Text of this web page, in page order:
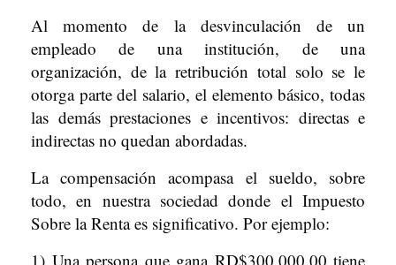
Al momento de la desvinculación de un
empleado de una institución, de una
organización, de la retribución total solo se le
otorga parte del salario, el elemento básico, todas
las demás prestaciones e incentivos: directas e
indirectas no quedan abordadas.
La compensación acompasa el sueldo, sobre
todo, en nuestra sociedad donde el Impuesto
Sobre la Renta es significativo. Por ejemplo:
1) Una persona que gana RD$300,000.00 tiene